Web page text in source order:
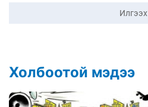
Илгээх
Холбоотой мэдээ